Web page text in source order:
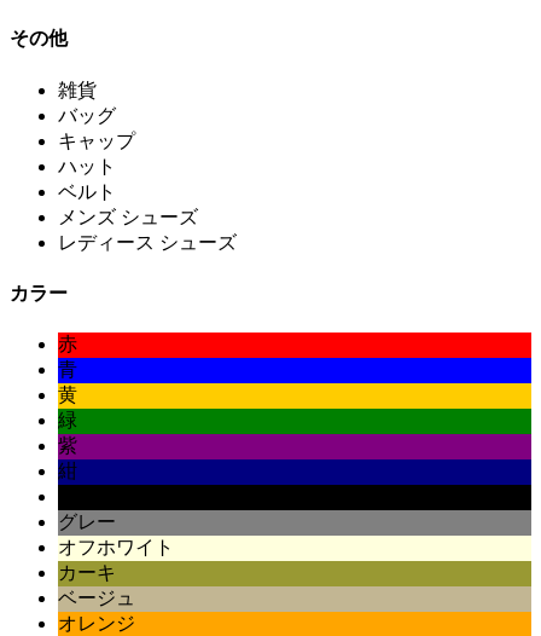
その他
雑貨
バッグ
キャップ
ハット
ベルト
メンズ シューズ
レディース シューズ
カラー
赤
青
黄
緑
紫
紺
グレー
オフホワイト
カーキ
ベージュ
オレンジ